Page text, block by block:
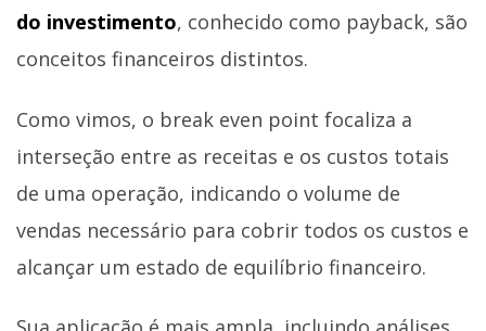
do investimento, conhecido como payback, são
conceitos financeiros distintos.
Como vimos, o break even point focaliza a
interseção entre as receitas e os custos totais
de uma operação, indicando o volume de
vendas necessário para cobrir todos os custos e
alcançar um estado de equilíbrio financeiro.